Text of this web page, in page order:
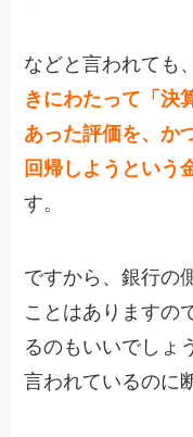
などと言われても
きにわたって「決
あった評価を、か
回帰しようという
す。
ですから、銀行の
ことはありますの
るのもいいでしょ
言われているのに